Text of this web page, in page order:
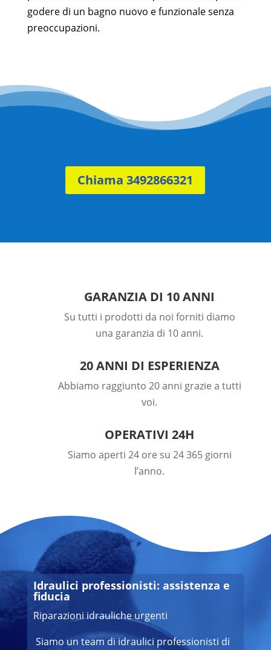
godere di un bagno nuovo e funzionale senza
preoccupazioni.
Chiama 3492866321
GARANZIA DI 10 ANNI
Su tutti i prodotti da noi forniti diamo
una garanzia di 10 anni.
20 ANNI DI ESPERIENZA
Abbiamo raggiunto 20 anni grazie a tutti
voi.
OPERATIVI 24H
Siamo aperti 24 ore su 24 365 giorni
l’anno.
Idraulici professionisti: assistenza e
fiducia
Riparazioni idrauliche urgenti
Siamo un team di idraulici professionisti di